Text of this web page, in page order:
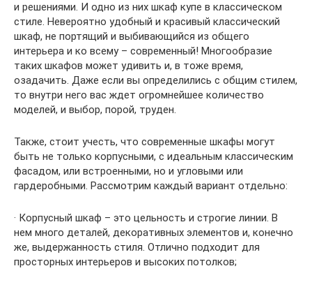
и решениями. И одно из них шкаф купе в классическом
стиле. Невероятно удобный и красивый классический
шкаф, не портящий и выбивающийся из общего
интерьера и ко всему – современный! Многообразие
таких шкафов может удивить и, в тоже время,
озадачить. Даже если вы определились с общим стилем,
то внутри него вас ждет огромнейшее количество
моделей, и выбор, порой, труден.
Также, стоит учесть, что современные шкафы могут
быть не только корпусными, с идеальным классическим
фасадом, или встроенными, но и угловыми или
гардеробными. Рассмотрим каждый вариант отдельно:
· Корпусный шкаф – это цельность и строгие линии. В
нем много деталей, декоративных элементов и, конечно
же, выдержанность стиля. Отлично подходит для
просторных интерьеров и высоких потолков;